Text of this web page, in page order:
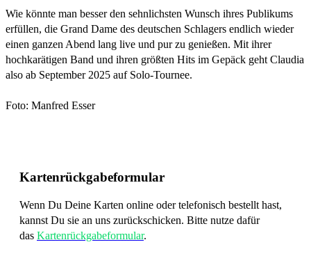
Wie könnte man besser den sehnlichsten Wunsch ihres Publikums
erfüllen, die Grand Dame des deutschen Schlagers endlich wieder
einen ganzen Abend lang live und pur zu genießen. Mit ihrer
hochkarätigen Band und ihren größten Hits im Gepäck geht Claudia
also ab September 2025 auf Solo-Tournee.
Foto: Manfred Esser
Kartenrückgabeformular
Wenn Du Deine Karten online oder telefonisch bestellt hast,
kannst Du sie an uns zurückschicken. Bitte nutze dafür
das Kartenrückgabeformular.